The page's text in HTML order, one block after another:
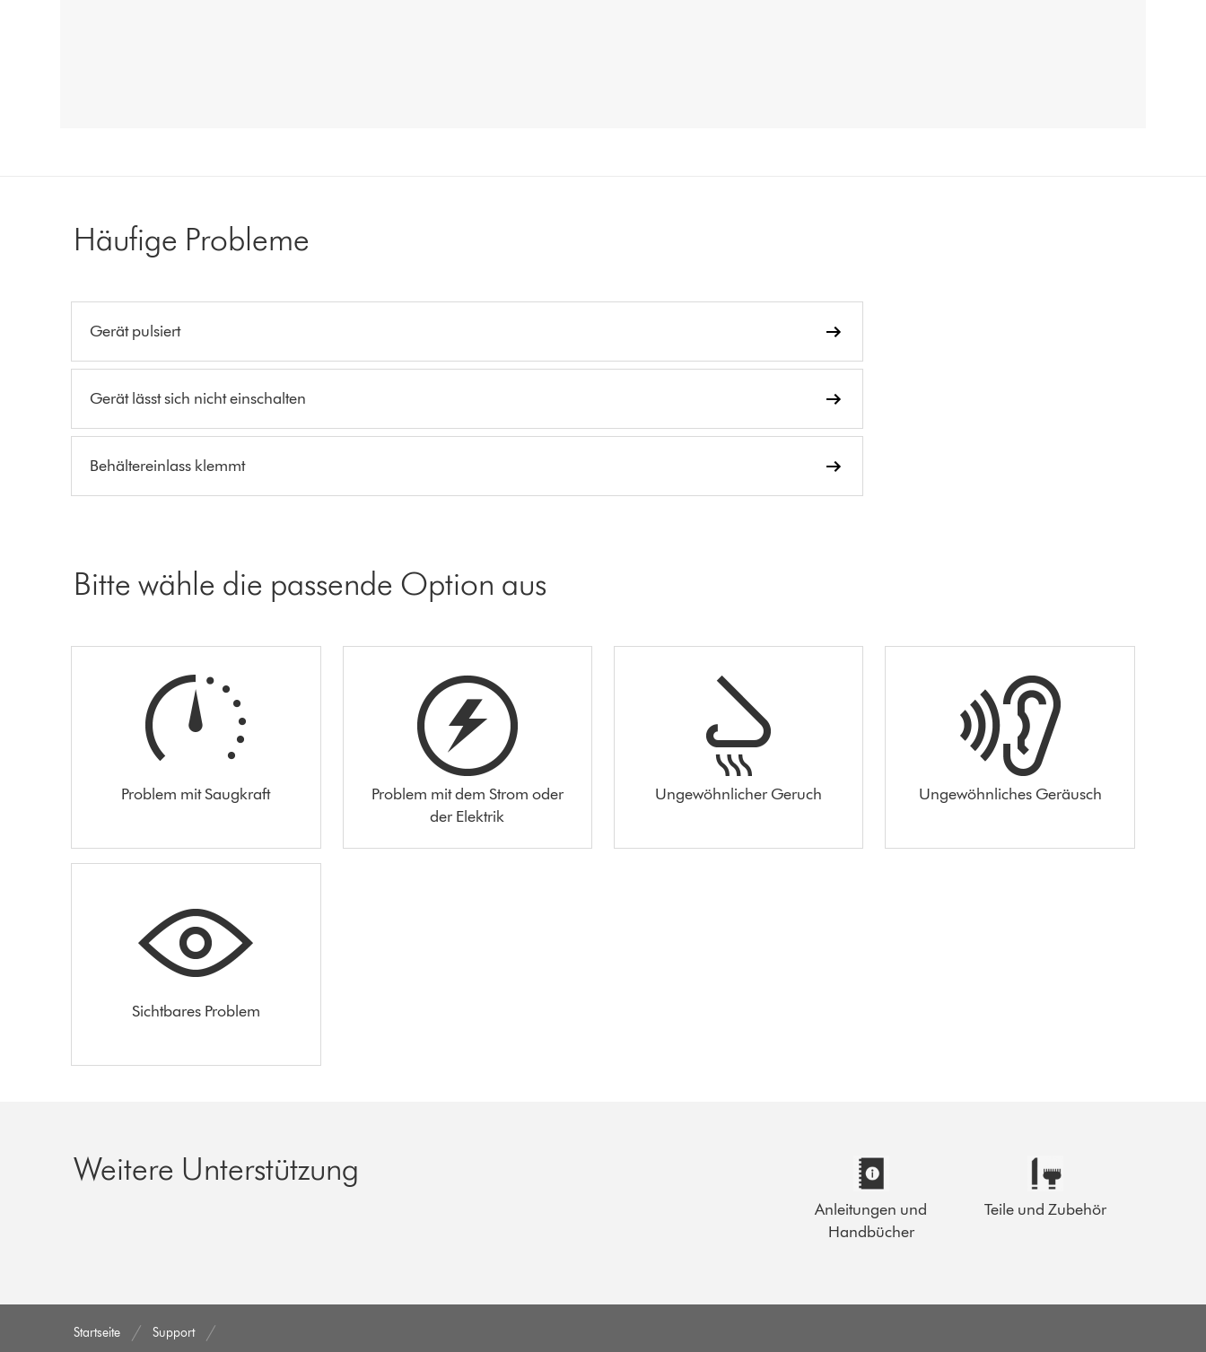
Häufige Probleme
Gerät pulsiert
Gerät lässt sich nicht einschalten
Behältereinlass klemmt
Bitte wähle die passende Option aus
Problem mit Saugkraft
Problem mit dem Strom oder
der Elektrik
Ungewöhnlicher Geruch Ungewöhnliches Geräusch
Sichtbares Problem
Weitere Unterstützung
Anleitungen und
Handbücher
Teile und Zubehör
Startseite Support